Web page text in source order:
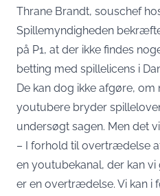
Thrane Brandt, souschef
Spillemyndigheden
på P1, at der ikke findes
betting med spillelicens i
De kan dog ikke afgøre, om
youtubere bryder
undersøgt sagen. Men det
– I forhold til overtrædelse
en youtubekanal, der kan
er en overtrædelse. Vi kan i